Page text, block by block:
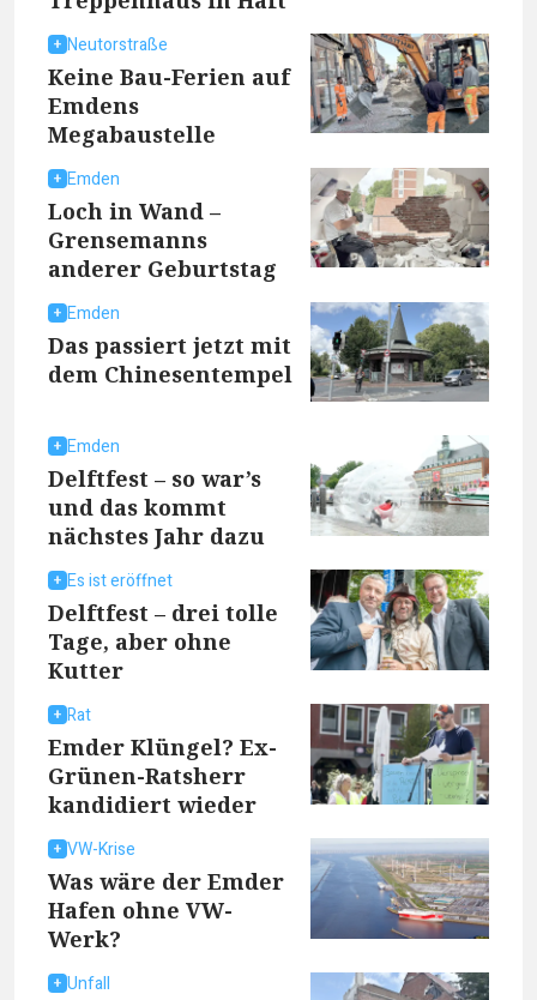
Neutorstraße
Keine Bau-Ferien auf
Emdens
Megabaustelle
Emden
Loch in Wand –
Grensemanns
anderer Geburtstag
Emden
Das passiert jetzt mit
dem Chinesentempel
Emden
Delftfest – so war’s
und das kommt
nächstes Jahr dazu
Es ist eröffnet
Delftfest – drei tolle
Tage, aber ohne
Kutter
Rat
Emder Klüngel? Ex-
Grünen-Ratsherr
kandidiert wieder
VW-Krise
Was wäre der Emder
Hafen ohne VW-
Werk?
Unfall